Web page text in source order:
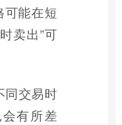
可能在短
卖出”可
同交易时
有所差